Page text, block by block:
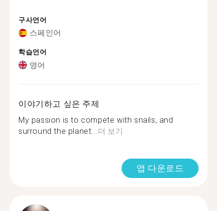
구사언어
스페인어
학습언어
영어
이야기하고 싶은 주제
My passion is to compete with snails, and
surround the planet... 더 보기
앱 다운로드